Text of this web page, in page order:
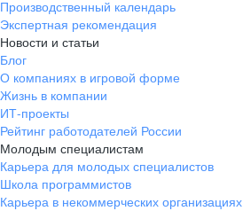
Производственный календарь
Экспертная рекомендация
Новости и статьи
Блог
О компаниях в игровой форме
Жизнь в компании
ИТ-проекты
Рейтинг работодателей России
Молодым специалистам
Карьера для молодых специалистов
Школа программистов
Карьера в некоммерческих организациях